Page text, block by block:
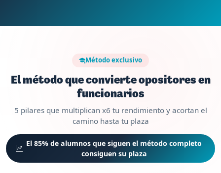
Método exclusivo
El método que convierte opositores en
funcionarios
5 pilares que multiplican x6 tu rendimiento y acortan el
camino hasta tu plaza
El 85% de alumnos que siguen el método completo
consiguen su plaza